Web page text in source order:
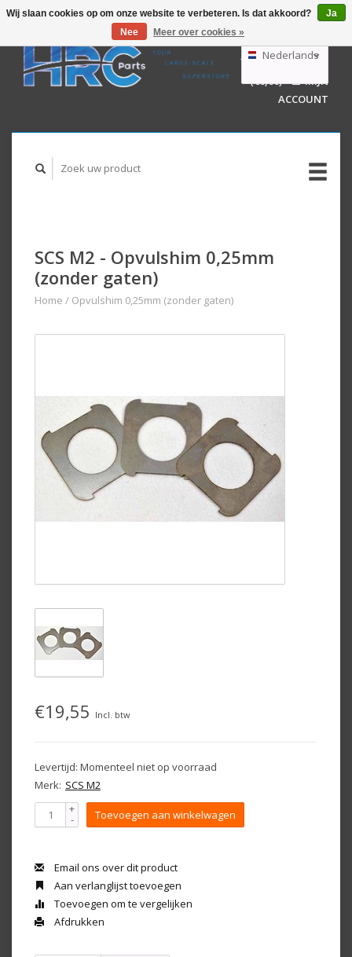
GBP
AUD
Nederlands
Deutsch
English
WINKELWAGEN
(€0,00)
MIJN
ACCOUNT
SCS M2 - Opvulshim 0,25mm
(zonder gaten)
Home / Opvulshim 0,25mm (zonder gaten)
€19,55 Incl. btw
Levertijd: Momenteel niet op voorraad
Merk: SCS M2
+
- Toevoegen aan winkelwagen
Email ons over dit product
Aan verlanglijst toevoegen
Toevoegen om te vergelijken
Afdrukken
Wij slaan cookies op om onze website te verbeteren. Is dat akkoord?
Ja
Nee
Meer over cookies »